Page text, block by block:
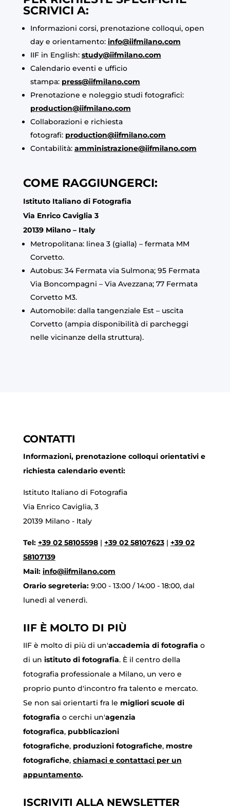
SCRIVICI A:
Informazioni corsi, prenotazione colloqui, open
day e orientamento: info@iifmilano.com
IIF in English: study@iifmilano.com
Calendario eventi e ufficio
stampa: press@iifmilano.com
Prenotazione e noleggio studi fotografici:
production@iifmilano.com
Collaborazioni e richiesta
fotografi: production@iifmilano.com
Contabilità: amministrazione@iifmilano.com
COME RAGGIUNGERCI:
Istituto Italiano di Fotografia
Via Enrico Caviglia 3
20139 Milano – Italy
Metropolitana: linea 3 (gialla) – fermata MM
Corvetto.
Autobus: 34 Fermata via Sulmona; 95 Fermata
Via Boncompagni – Via Avezzana; 77 Fermata
Corvetto M3.
Automobile: dalla tangenziale Est – uscita
Corvetto (ampia disponibilità di parcheggi
nelle vicinanze della struttura).
CONTATTI
Informazioni, prenotazione colloqui orientativi e
richiesta calendario eventi:
Istituto Italiano di Fotografia
Via Enrico Caviglia, 3
20139 Milano - Italy
Tel: +39 02 58105598| +39 02 58107623| +39 02
58107139
Mail: info@iifmilano.com
Orario segreteria: 9:00 - 13:00 / 14:00 - 18:00, dal
lunedì al venerdì.
IIF È MOLTO DI PIÙ
IIF è molto di più di un'accademia di fotografia o
di un istituto di fotografia. È il centro della
fotografia professionale a Milano, un vero e
proprio punto d'incontro fra talento e mercato.
Se non sai orientarti fra le migliori scuole di
fotografia o cerchi un'agenzia
fotografica, pubblicazioni
fotografiche, produzioni fotografiche, mostre
fotografiche, chiamacie contattaci per un
appuntamento.
ISCRIVITI ALLA NEWSLETTER